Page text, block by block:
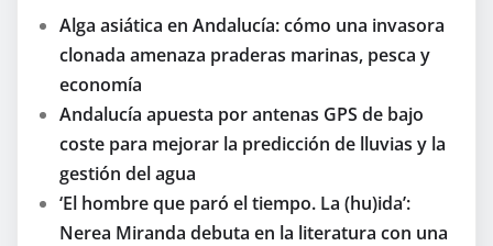
Alga asiática en Andalucía: cómo una invasora
clonada amenaza praderas marinas, pesca y
economía
Andalucía apuesta por antenas GPS de bajo
coste para mejorar la predicción de lluvias y la
gestión del agua
‘El hombre que paró el tiempo. La (hu)ida’:
Nerea Miranda debuta en la literatura con una